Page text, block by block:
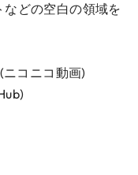
どの空白の領域を
(ニコニコ動画)